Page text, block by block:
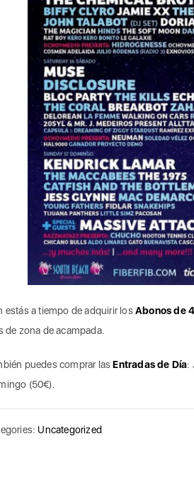
estás a tiempo de adquirir losAbonos de
de zona de acampada.
puedes comprar lasEntradas de Día:
(50€).
Uncategorized